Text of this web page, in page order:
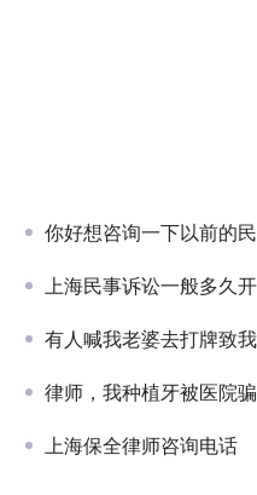
你好想咨询一下以前的
上海民事诉讼一般多久
有人喊我老婆去打牌致我
律师，我种植牙被医院
上海保全律师咨询电话